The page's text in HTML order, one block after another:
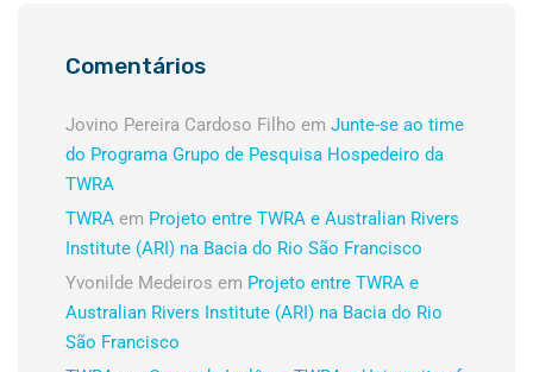
Comentários
Jovino Pereira Cardoso Filho em Junte-se ao time
do Programa Grupo de Pesquisa Hospedeiro da
TWRA
TWRA em Projeto entre TWRA e Australian Rivers
Institute (ARI) na Bacia do Rio São Francisco
Yvonilde Medeiros em Projeto entre TWRA e
Australian Rivers Institute (ARI) na Bacia do Rio
São Francisco